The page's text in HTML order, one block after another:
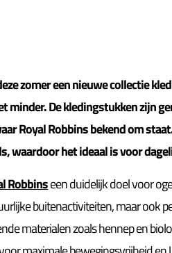
zomer een nieuwe collectie
minder. De kledingstukken zijn
Royal Robbins bekend om
waardoor het ideaal is voor
Robbinseen duidelijk doel voor
buitenactiviteiten, maar ook
materialen zoals hennep en